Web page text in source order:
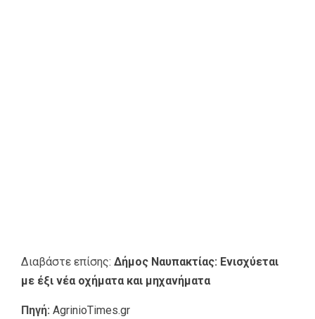
Διαβάστε επίσης: Δήμος Ναυπακτίας: Ενισχύεται
με έξι νέα οχήματα και μηχανήματα
Πηγή: AgrinioTimes.gr